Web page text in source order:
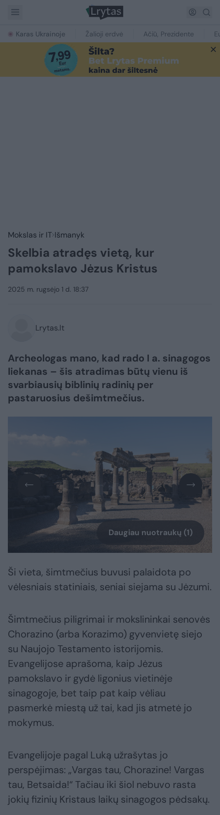
Karas Ukrainoje Žalioji erdvė Ačiū, Prezidente
Mokslas ir IT Išmanyk
Skelbia atradęs vietą, kur
pamokslavo Jėzus Kristus
2025 m. rugsėjo 1 d. 18:37
Lrytas.lt
Archeologas mano, kad rado I a. sinagogos
liekanas – šis atradimas būtų vienu iš
svarbiausių biblinių radinių per
pastaruosius dešimtmečius.
Daugiau nuotraukų (1)
Ši vieta, šimtmečius buvusi palaidota po
vėlesniais statiniais, seniai siejama su Jėzumi.
Šimtmečius piligrimai ir mokslininkai senovės
Chorazino (arba Korazimo) gyvenvietę siejo
su Naujojo Testamento istorijomis.
Evangelijose aprašoma, kaip Jėzus
pamokslavo ir gydė ligonius vietinėje
sinagogoje, bet taip pat kaip vėliau
pasmerkė miestą už tai, kad jis atmetė jo
mokymus.
Evangelijoje pagal Luką užrašytas jo
perspėjimas: „Vargas tau, Chorazine! Vargas
tau, Betsaida!“ Tačiau iki šiol nebuvo rasta
jokių fizinių Kristaus laikų sinagogos pėdsakų.